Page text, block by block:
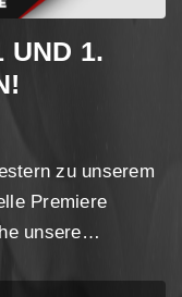
UND 1.
zu unserem
Premiere
unsere…